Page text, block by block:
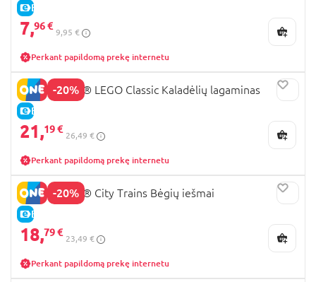
E-KAINA
7,96 €
9,95 €
Perkant papildomą prekę internetu
-20%
E-KAINA
10713 LEGO® LEGO Classic Kaladėlių lagaminas
21,19 €
26,49 €
Perkant papildomą prekę internetu
-20%
E-KAINA
60238 LEGO® City Trains Bėgių iešmai
18,79 €
23,49 €
Perkant papildomą prekę internetu